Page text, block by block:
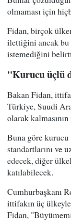
olmaması için
Fidan, birçok
ilettiğini ancak bu
istemediğini
"Kurucu üçlü
Bakan Fidan,
Türkiye, Suudi
olarak
Buna göre
standartlarını ve
edecek, diğer
katılabilecek.
Cumhurbaşkanı
ittifakın üç
Fidan,